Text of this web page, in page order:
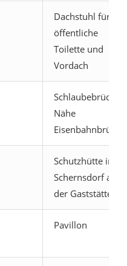
Dachstuhl für
öffentliche
Toilette und
Vordach
Schlaubebrücke
Nähe
Eisenbahnbrücke
Schutzhütte in
Schernsdorf an
der Gaststätte
Pavillon